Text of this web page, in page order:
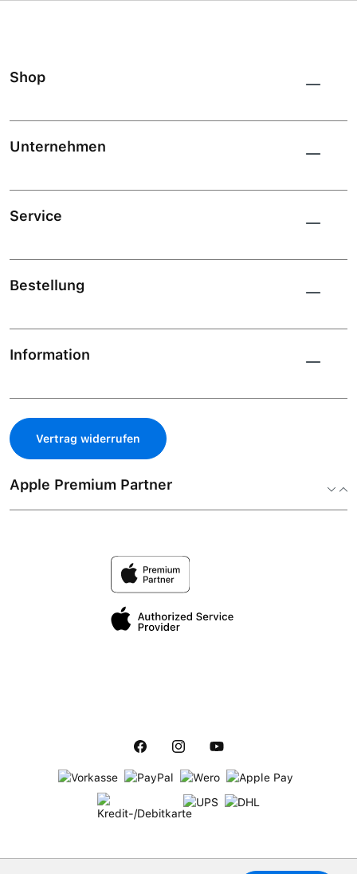
Shop
Unternehmen
Service
Bestellung
Information
Vertrag widerrufen
Apple Premium Partner